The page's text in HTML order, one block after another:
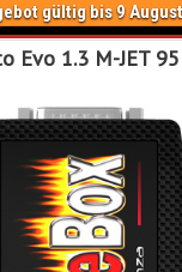
gültig bis 9 August
Evo 1.3 M-JET